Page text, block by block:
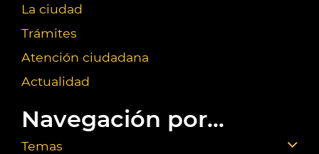
La ciudad
Trámites
Atención ciudadana
Actualidad
Navegación por...
Temas